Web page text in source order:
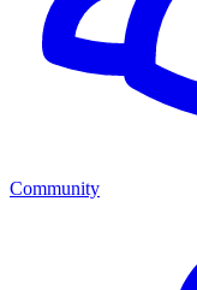
Community